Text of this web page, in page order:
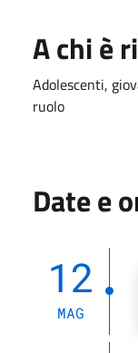
A chi è
Adolescenti,
ruolo
Date e
12
MAG